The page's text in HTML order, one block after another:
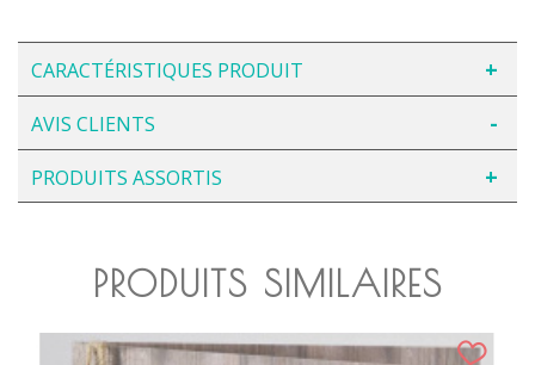
CARACTÉRISTIQUES PRODUIT
AVIS CLIENTS
PRODUITS ASSORTIS
PRODUITS SIMILAIRES